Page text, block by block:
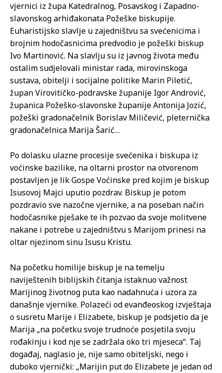
vjernici iz župa Katedralnog, Posavskog i Zapadno-
slavonskog arhiđakonata Požeške biskupije.
Euharistijsko slavlje u zajedništvu sa svećenicima i
brojnim hodočasnicima predvodio je požeški biskup
Ivo Martinović. Na slavlju su iz javnog života među
ostalim sudjelovali ministar rada, mirovinskoga
sustava, obitelji i socijalne politike Marin Piletić,
župan Virovitičko-podravske županije Igor Andrović,
županica Požeško-slavonske županije Antonija Jozić,
požeški gradonačelnik Borislav Miličević, pleternička
gradonačelnica Marija Šarić…
Po dolasku ulazne procesije svećenika i biskupa iz
voćinske bazilike, na oltarni prostor na otvorenom
postavljen je lik Gospe Voćinske pred kojim je biskup
Isusovoj Majci uputio pozdrav. Biskup je potom
pozdravio sve nazočne vjernike, a na poseban način
hodočasnike pješake te ih pozvao da svoje molitvene
nakane i potrebe u zajedništvu s Marijom prinesi na
oltar njezinom sinu Isusu Kristu.
Na početku homilije biskup je na temelju
naviještenih biblijskih čitanja istaknuo važnost
Marijinog životnog puta kao nadahnuća i uzora za
današnje vjernike. Polazeći od evanđeoskog izvještaja
o susretu Marije i Elizabete, biskup je podsjetio da je
Marija „na početku svoje trudnoće posjetila svoju
rođakinju i kod nje se zadržala oko tri mjeseca“. Taj
događaj, naglasio je, nije samo obiteljski, nego i
duboko vjernički: „Marijin put do Elizabete je jedan od